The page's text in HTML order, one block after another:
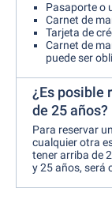
Pasaporte o
Carnet de
Tarjeta de
Carnet de
puede ser
¿Es posible
de 25 años?
Para reservar
cualquier otra
tener arriba de
y 25 años, será